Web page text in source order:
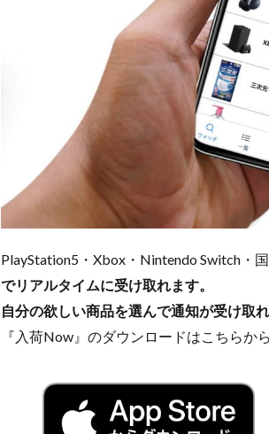
PlayStation5・Xbox・Nintendo Switch・
でリアルタイムに受け取れます。
自分の欲しい商品を選んで通知が受け取
『入荷Now』のダウンロードはこちらから